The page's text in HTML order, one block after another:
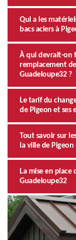
Qui a les
bacs aciers à
À qui devrait-on
remplacement
Guadeloupe32 ?
Le tarif du
de Pigeon et ses
Tout savoir sur
la ville de
La mise en
Guadeloupe32